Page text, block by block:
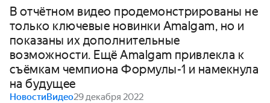
В отчётном видео продемонстрированы не
только ключевые новинки Amalgam, но и
показаны их дополнительные
возможности. Ещё Amalgam привлекла к
съёмкам чемпиона Формулы-1 и намекнула
на будущее
НовостиВидео29 декабря 2022